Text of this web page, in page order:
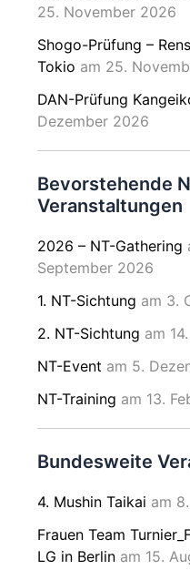
25. November 2026
Shogo-Prüfung –
Tokio am 25.
DAN-Prüfung
Dezember 2026
Bevorstehende
Veranstaltungen
2026 – NT-Gathering
September 2026
1. NT-Sichtung am 3.
2. NT-Sichtung am
NT-Event am 5.
NT-Training am 13.
Bundesweite
4. Mushin Taikai am
Frauen Team
LG in Berlin am 15.